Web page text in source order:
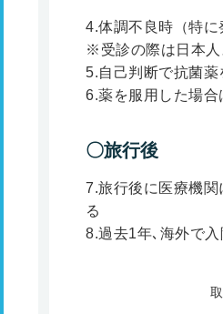
4.体調不良時（特
※受診の際は日本人
5.自己判断で抗菌
6.薬を服用した場
〇旅行後
7.旅行後に医療機
る
8.過去1年､海外で